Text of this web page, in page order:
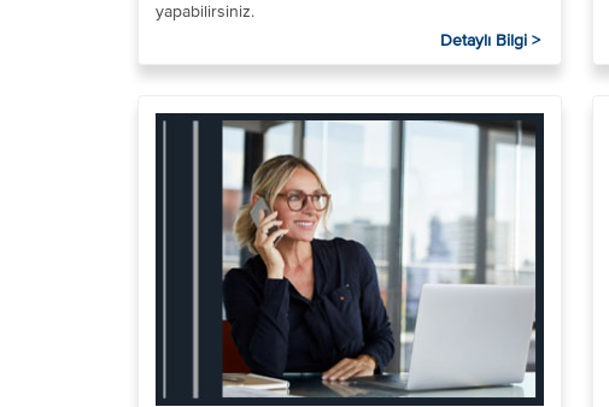
yapabilirsiniz.
Detaylı Bilgi >